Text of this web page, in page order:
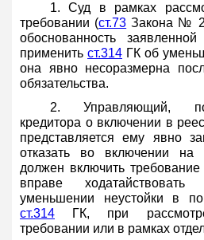
1. Суд в рамках
требовании (ст.73 Закона №
обоснованность
применить ст.314 ГК об
она явно несоразмерна
обязательства.
2. Управляющий,
кредитора о включении в
представляется ему явно
отказать во включении
должен включить
вправе
уменьшении неустойки в
ст.314 ГК, при
требовании или в рамках